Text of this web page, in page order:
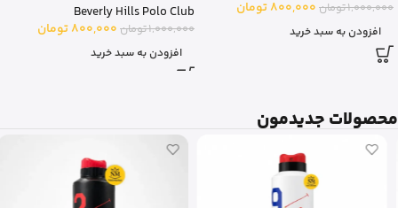
1,000,000تومان 800,000تومان
افزودن به سبد خرید
Beverly Hills Polo Club
1,000,000تومان 800,000تومان
افزودن به سبد خرید
محصولات جدیدمون